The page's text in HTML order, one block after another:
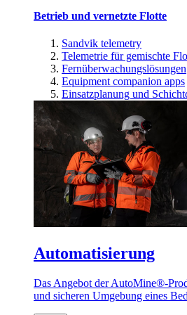
Betrieb und vernetzte Flotte
Sandvik telemetry
Telemetrie für gemischte
Fernüberwachungslösungen
Equipment companion apps
Einsatzplanung und
Automatisierung
Das Angebot der AutoMine®-
und sicheren Umgebung eines